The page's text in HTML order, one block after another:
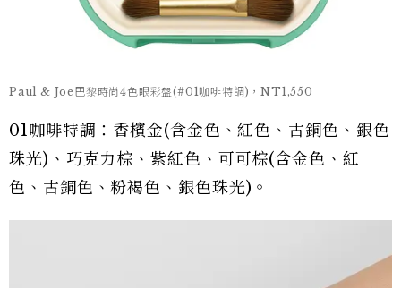
Paul & Joe巴黎時尚4色眼彩盤(#01咖啡特調)，NT1,550
01咖啡特調：香檳金(含金色、紅色、古銅色、銀色
珠光)、巧克力棕、紫紅色、可可棕(含金色、紅
色、古銅色、粉褐色、銀色珠光)。